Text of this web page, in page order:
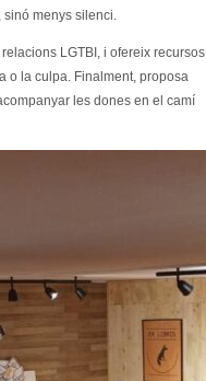
menys silenci.
LGTBI, i ofereix recursos
o la culpa. Finalment, proposa
les dones en el camí